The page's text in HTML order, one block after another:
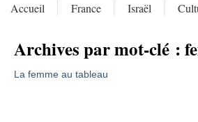
Accueil France Israël
Archives par mot-clé :
La femme au tableau